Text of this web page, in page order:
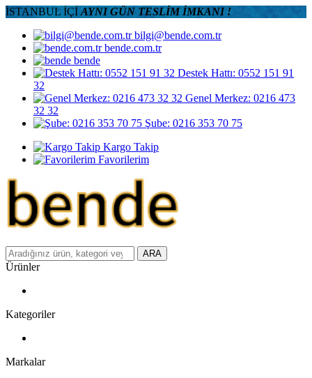
İSTANBUL İÇİ AYNI GÜN TESLİM İMKANI !
bilgi@bende.com.tr
bende.com.tr
bende
Destek Hattı: 0552 151 91
32
Genel Merkez: 0216 473
32 32
Şube: 0216 353 70 75
Kargo Takip
Favorilerim
ARA
Ürünler
Kategoriler
Markalar